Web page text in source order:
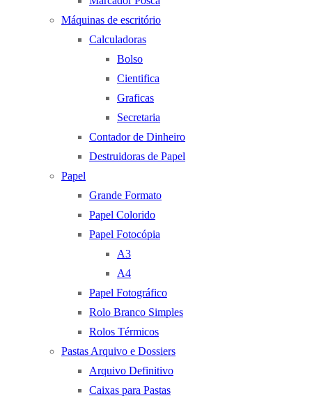
Máquinas de escritório
Calculadoras
Bolso
Cientifica
Graficas
Secretaria
Contador de Dinheiro
Destruidoras de Papel
Papel
Grande Formato
Papel Colorido
Papel Fotocópia
A3
A4
Papel Fotográfico
Rolo Branco Simples
Rolos Térmicos
Pastas Arquivo e Dossiers
Arquivo Definitivo
Caixas para Pastas